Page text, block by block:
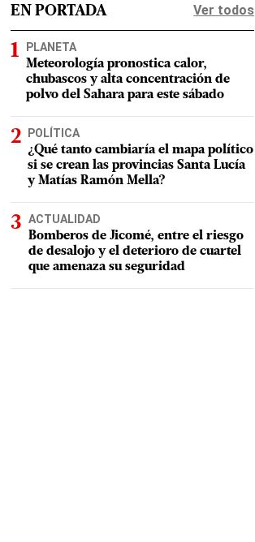
EN PORTADA Ver todos
PLANETA
Meteorología pronostica calor,
chubascos y alta concentración de
polvo del Sahara para este sábado
POLÍTICA
¿Qué tanto cambiaría el mapa político
si se crean las provincias Santa Lucía
y Matías Ramón Mella?
ACTUALIDAD
Bomberos de Jicomé, entre el riesgo
de desalojo y el deterioro de cuartel
que amenaza su seguridad